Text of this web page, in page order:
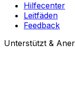
Hilfecenter
Leitfäden
Feedback
Unterstützt &